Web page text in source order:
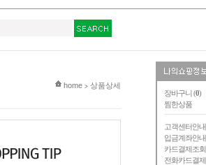
장바구니 (0)
찜한상품
고객센터안내
입금계좌안내
카드결제조회
전화카드결제
현재 위치
home > 상품상세